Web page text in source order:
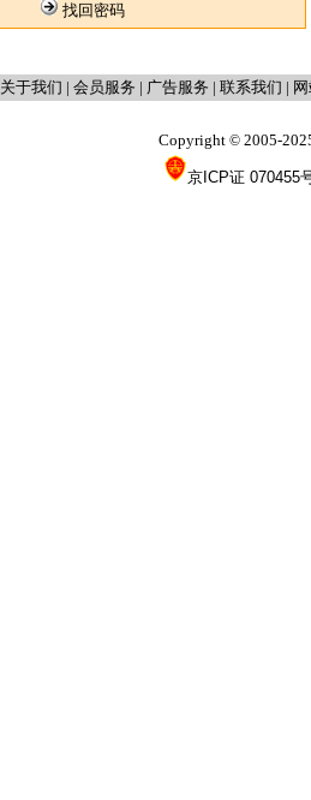
找回密码
关于我们 | 会员服务 | 广告服务 | 联系我们 |
Copyright © 2005-
京ICP证 070455